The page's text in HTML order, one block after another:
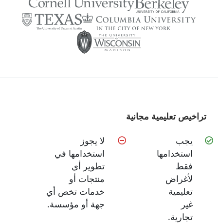
تراخيص تعليمية مجانية
يجب
استخدامها
فقط
لأغراض
تعليمية
غير
تجارية.
لا يجوز
استخدامها في
تطوير أي
منتجات أو
خدمات تخص أي
جهة أو مؤسسة.